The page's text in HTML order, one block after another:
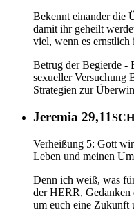
Bekennt einander die
damit ihr geheilt
viel, wenn es ernstlich
Betrug der Begierde -
sexueller Versuchung
Strategien zur
Jeremia 29,11SCH
Verheißung 5: Gott
Leben und meinen
Denn ich weiß, was
der HERR, Gedanken
um euch eine Zukunft